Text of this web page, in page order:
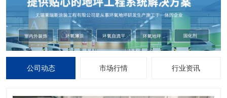
公司动态 市场行情 行业资讯